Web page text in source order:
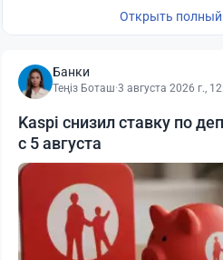
Открыть полный
Банки
Теңіз Боташ·3 августа 2026 г.,
Kaspi снизил ставку по
с 5 августа